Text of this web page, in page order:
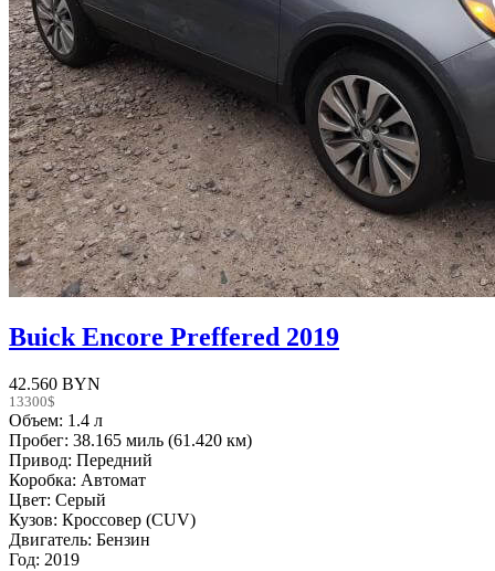
Buick Encore Preffered 2019
42.560 BYN
13300$
Объем: 1.4 л
Пробег: 38.165 миль (61.420 км)
Привод: Передний
Коробка: Автомат
Цвет: Серый
Кузов: Кроссовер (CUV)
Двигатель: Бензин
Год: 2019